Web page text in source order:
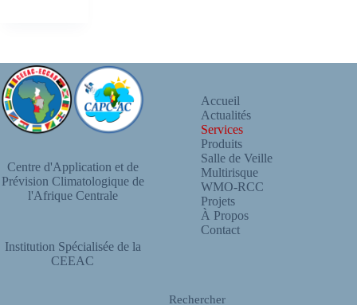
Centre d'Application et de
Prévision Climatologique de
l'Afrique Centrale
Institution Spécialisée de la
CEEAC
Accueil
Actualités
Services
Produits
Salle de Veille
Multirisque
WMO-RCC
Projets
À Propos
Contact
Rechercher